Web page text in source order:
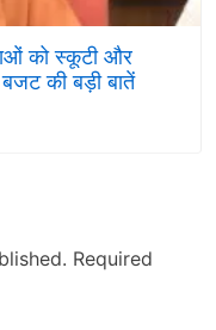
को स्कूटी और
बजट की बड़ी बातें
Required